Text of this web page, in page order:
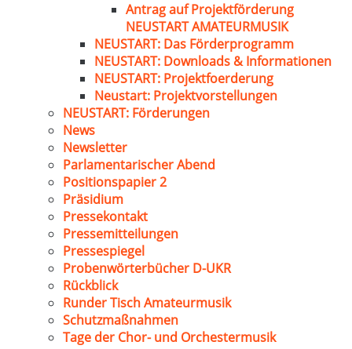
Antrag auf Projektförderung
NEUSTART AMATEURMUSIK
NEUSTART: Das Förderprogramm
NEUSTART: Downloads & Informationen
NEUSTART: Projektfoerderung
Neustart: Projektvorstellungen
NEUSTART: Förderungen
News
Newsletter
Parlamentarischer Abend
Positionspapier 2
Präsidium
Pressekontakt
Pressemitteilungen
Pressespiegel
Probenwörterbücher D-UKR
Rückblick
Runder Tisch Amateurmusik
Schutzmaßnahmen
Tage der Chor- und Orchestermusik